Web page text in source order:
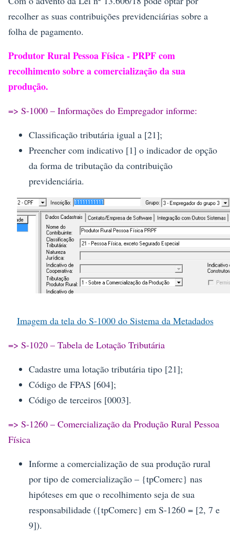
recolher as suas contribuições previdenciárias sobre a
folha de pagamento.
Produtor Rural Pessoa Física - PRPF com
recolhimento sobre a comercialização da sua
produção.
=> S-1000 – Informações do Empregador informe:
Classificação tributária igual a [21];
Preencher com indicativo [1] o indicador de opção
da forma de tributação da contribuição
previdenciária.
Imagem da tela do S-1000 do Sistema da Metadados
=> S-1020 – Tabela de Lotação Tributária
Cadastre uma lotação tributária tipo [21];
Código de FPAS [604];
Código de terceiros [0003].
=> S-1260 – Comercialização da Produção Rural Pessoa
Física
Informe a comercialização de sua produção rural
por tipo de comercialização – {tpComerc} nas
hipóteses em que o recolhimento seja de sua
responsabilidade ({tpComerc} em S-1260 = [2, 7 e
9]).